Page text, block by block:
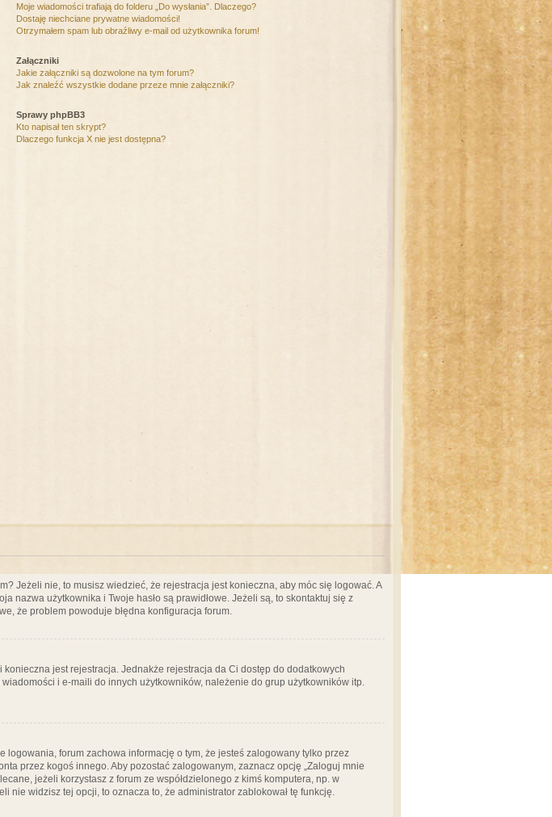
Moje wiadomości trafiają do folderu „Do wysłania”. Dlaczego?
Dostaję niechciane prywatne wiadomości!
Otrzymałem spam lub obraźliwy e-mail od użytkownika forum!
Załączniki
Jakie załączniki są dozwolone na tym forum?
Jak znaleźć wszystkie dodane przeze mnie załączniki?
Sprawy phpBB3
Kto napisał ten skrypt?
Dlaczego funkcja X nie jest dostępna?
Jeżeli nie, to musisz wiedzieć, że rejestracja jest konieczna, aby móc się logować. A
nazwa użytkownika i Twoje hasło są prawidłowe. Jeżeli są, to skontaktuj się z
że problem powoduje błędna konfiguracja forum.
jest rejestracja. Jednakże rejestracja da Ci dostęp do dodatkowych
i e-maili do innych użytkowników, należenie do grup użytkowników itp.
logowania, forum zachowa informację o tym, że jesteś zalogowany tylko przez
przez kogoś innego. Aby pozostać zalogowanym, zaznacz opcję „Zaloguj mnie
jeżeli korzystasz z forum ze współdzielonego z kimś komputera, np. w
nie widzisz tej opcji, to oznacza to, że administrator zablokował tę funkcję.